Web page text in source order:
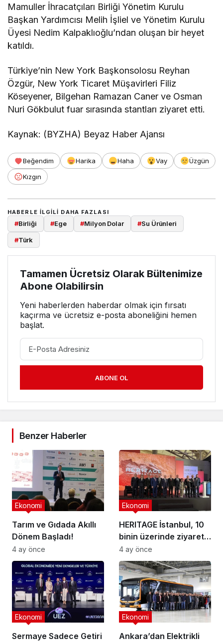
Mamuller İhracatçıları Birliği Yönetim Kurulu
Başkan Yardımcısı Melih İşliel ve Yönetim Kurulu
Üyesi Nedim Kalpaklıoğlu’ndan oluşan bir heyet
katıldı.
Türkiye’nin New York Başkonsolosu Reyhan
Özgür, New York Ticaret Müşavirleri Filiz
Köseyener, Bilgehan Ramazan Caner ve Osman
Nuri Gökbulut fuar sırasında stantları ziyaret etti.
Kaynak: (BYZHA) Beyaz Haber Ajansı
Beğendim Harika Haha Vay
Üzgün
Kızgın
HABERLE ILGILI DAHA FAZLASI
#Birliği #Ege #Milyon Dolar #Su Ürünleri
#Türk
Tamamen Ücretsiz Olarak Bültenimize
Abone Olabilirsin
Yeni haberlerden haberdar olmak için fırsatı
kaçırma ve ücretsiz e-posta aboneliğini hemen
başlat.
ABONE OL
Benzer Haberler
Tarım ve Gıdada Akıllı
Dönem Başladı!
Ekonomi
4 ay önce
HERITAGE İstanbul, 10
binin üzerinde ziyaretçi
ağırladı
Ekonomi
4 ay önce
Sermaye Sadece Getiri
Ekonomi
Ankara’dan Elektrikli
Ekonomi